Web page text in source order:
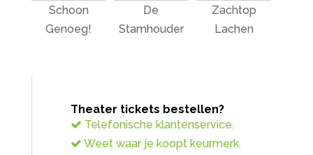
Schoon
Genoeg!
De
Stamhouder
Zachtop
Lachen
Theater tickets bestellen?
Telefonische klantenservice.
Weet waar je koopt keurmerk.